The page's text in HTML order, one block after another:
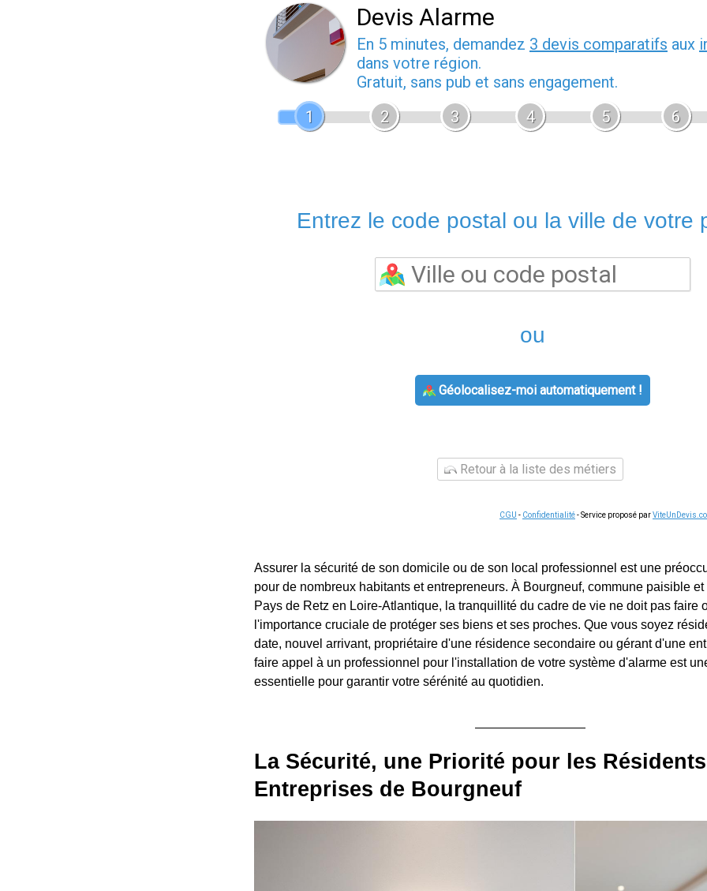
Devis Alarme
En 5 minutes, demandez 3 devis comparatifs aux
dans votre région.
Gratuit, sans pub et sans engagement.
1
2 3 4 5 6
Entrez le code postal ou la ville de votre
ou
Géolocalisez-moi automatiquement !
Retour à la liste des métiers
CGU - Confidentialité- Service proposé par
Assurer la sécurité de son domicile ou de son local professionnel est une
pour de nombreux habitants et entrepreneurs. À Bourgneuf, commune paisible
Pays de Retz en Loire-Atlantique, la tranquillité du cadre de vie ne doit pas faire
l'importance cruciale de protéger ses biens et ses proches. Que vous soyez
date, nouvel arrivant, propriétaire d'une résidence secondaire ou gérant d'une
faire appel à un professionnel pour l'installation de votre système d'alarme est
essentielle pour garantir votre sérénité au quotidien.
La Sécurité, une Priorité pour les
Entreprises de Bourgneuf